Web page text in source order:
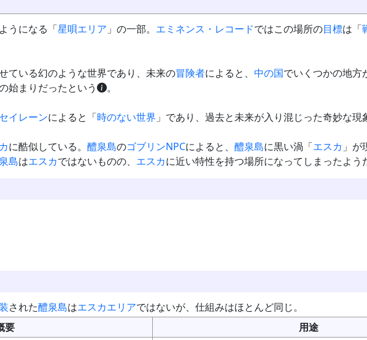
うになる「星唄エリア 」の一部。 エミネンス・レコードではこの場所の目標は「
ている幻のような世界であり、未来の冒険者によると、 中の国でいくつかの地方
始まりだったという 。
セイレーンによると「時のない世界 」であり、過去と未来が入り混じった奇妙な現
に酷似している。 醴泉島のゴブリンNPCによると、 醴泉島に黒い渦「エスカ 」が
島はエスカではないものの、 エスカに近い特性を持つ場所になってしまったよう
された醴泉島はエスカエリアではないが、仕組みはほとんど同じ。
要 用途